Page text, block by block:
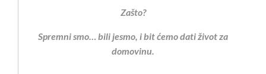
Zašto?
Spremni smo… bili jesmo, i bit ćemo dati život za
domovinu.